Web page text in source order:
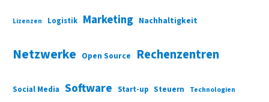
Lizenzen Logistik Marketing Nachhaltigkeit
Netzwerke Open Source Rechenzentren
Social Media Software Start-up Steuern Technologien